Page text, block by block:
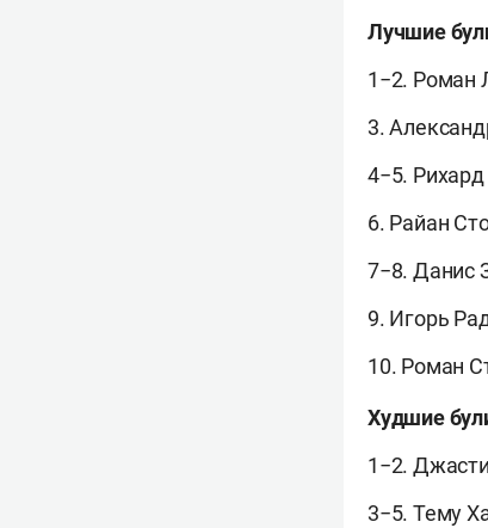
Лучшие
1−2. Роман
3.
4−5.
6. Райан
7−8. Данис
9. Игорь
10. Роман
Худшие
1−2.
3−5. Тему